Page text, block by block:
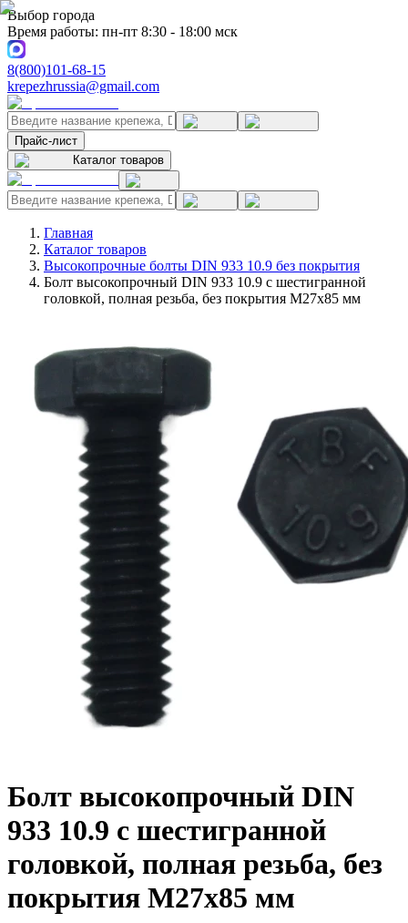
Выбор города
Время работы: пн-пт 8:30 - 18:00 мск
8(800)101-68-15
krepezhrussia@gmail.com
Прайс-лист
Каталог товаров
Главная
Каталог товаров
Высокопрочные болты DIN 933 10.9 без покрытия
Болт высокопрочный DIN 933 10.9 с шестигранной
головкой, полная резьба, без покрытия M27x85 мм
Болт высокопрочный DIN
933 10.9 с шестигранной
головкой, полная резьба, без
покрытия M27x85 мм